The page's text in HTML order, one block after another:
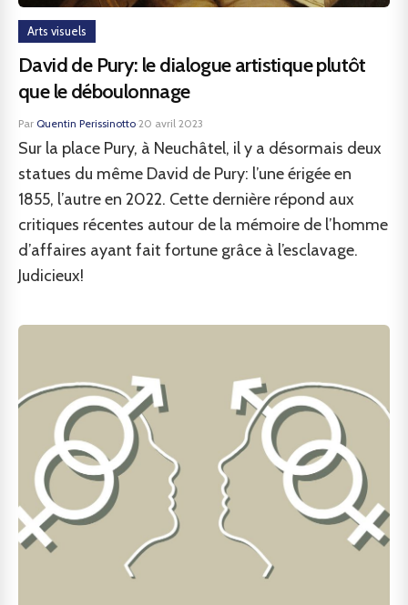
Arts visuels
David de Pury: le dialogue artistique plutôt
que le déboulonnage
Par Quentin Perissinotto·20 avril 2023
Sur la place Pury, à Neuchâtel, il y a désormais deux
statues du même David de Pury: l’une érigée en
1855, l’autre en 2022. Cette dernière répond aux
critiques récentes autour de la mémoire de l’homme
d’affaires ayant fait fortune grâce à l’esclavage.
Judicieux!